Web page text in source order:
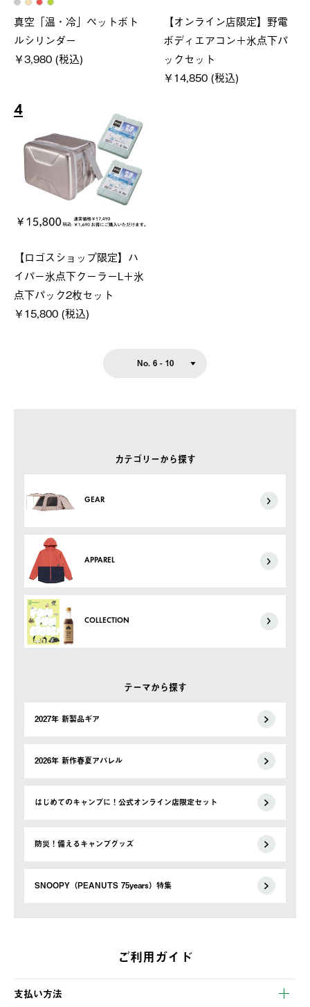
カテゴリーから探す
GEAR
APPAREL
COLLECTION
テーマから探す
2027年 新製品ギア
2026年 新作春夏アパレル
はじめてのキャンプに！公式オンライン店限定セット
防災！備えるキャンプグッズ
SNOOPY（PEANUTS 75years）特集
真空「温・冷」ペットボト
ルシリンダー
￥3,980 (税込)
【オンライン店限定】野電
ボディエアコン＋氷点下パ
ックセット
￥14,850 (税込)
4
【ロゴスショップ限定】ハ
イパー氷点下クーラーL＋氷
点下パック2枚セット
￥15,800 (税込)
No. 6 - 10
ご利用ガイド
支払い方法